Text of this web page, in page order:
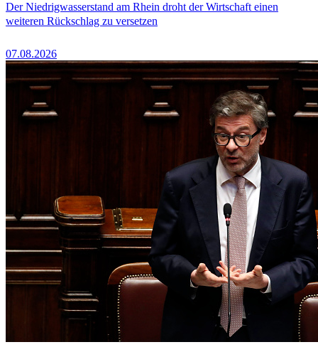
Der Niedrigwasserstand am Rhein droht der Wirtschaft einen
weiteren Rückschlag zu versetzen
07.08.2026